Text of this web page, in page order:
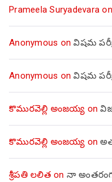
Prameela Suryadevara on
Anonymous onవిషమ
Anonymous onవిషమ
కొమురవెల్లి అంజయ్య on
కొమురవెల్లి అంజయ్య on
శ్రీపతి లలిత on నా